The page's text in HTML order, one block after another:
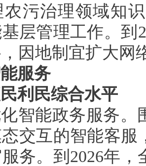
污治理领域知
层管理工作。到
因地制宜扩大网
服务
利民综合水平
智能政务服务。
交互的智能客
务。到2026年